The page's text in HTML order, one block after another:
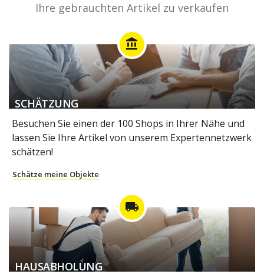
Ihre gebrauchten Artikel zu verkaufen
account_balance
SCHÄTZUNG
Besuchen Sie einen der 100 Shops in Ihrer Nähe und
lassen Sie Ihre Artikel von unserem Expertennetzwerk
schätzen!
Schätze meine Objekte
local_shipping
HAUSABHOLUNG